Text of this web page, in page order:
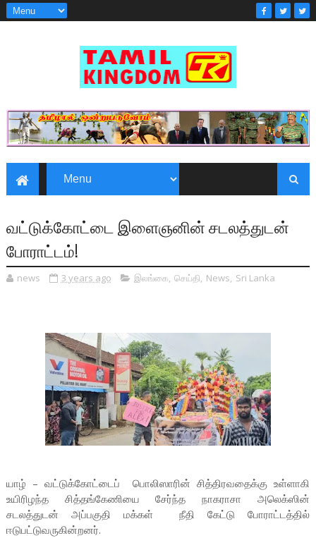
வட்டுக்கோட்டை இளைஞனின் சடலத்துடன்
போராட்டம்!
news 3 years ago இலங்கை, செய்தி, News, Sri Lanka
யாழ் – வட்டுக்கோட்டைப் பொலிஸாரின் சித்திரவதைக்கு உள்ளாகி
உயிரிழந்த சித்தங்கேணியை சேர்ந்த நாகராசா அலெக்ஸின்
சடலத்துடன் அப்பகுதி மக்கள் நீதி கேட்டு போராட்டத்தில்
ஈடுபட்டுவருகின்றனர்.